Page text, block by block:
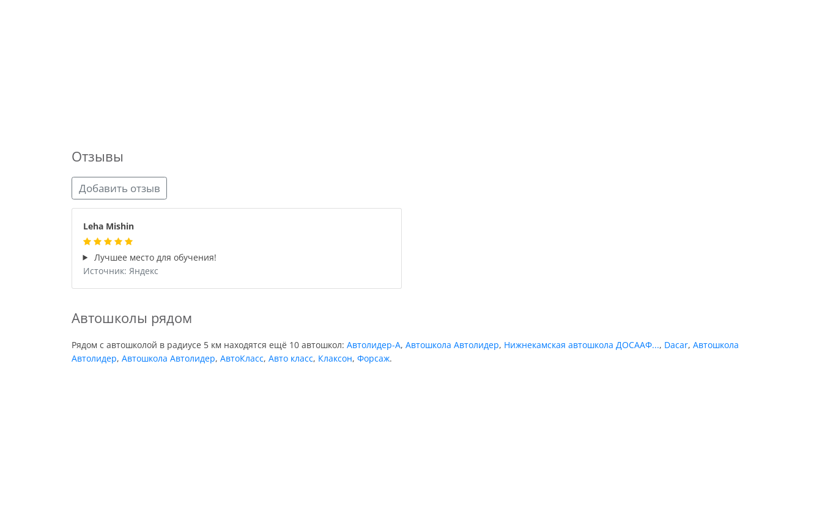
Отзывы
Добавить отзыв
Leha Mishin
Лучшее место для обучения!
Источник: Яндекс
Автошколы рядом
Рядом с автошколой в радиусе 5 км находятся ещё 10 автошкол: Автолидер-А, Автошкола Автолидер, Нижнекамская автошкола ДОСААФ..., Dacar, Автошкола
Автолидер, Автошкола Автолидер, АвтоКласс, Авто класс, Клаксон, Форсаж.